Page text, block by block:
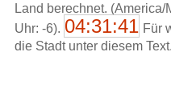
Land berechnet.
Uhr: -6). 04:31:41 Für
die Stadt unter diesem